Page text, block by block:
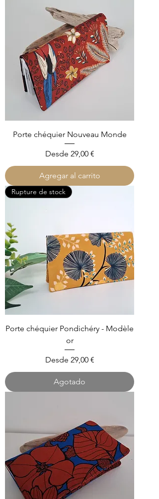
Porte chéquier Nouveau Monde
Desde 29,00 €
Precio de oferta
Agregar al carrito
Rupture de stock
Porte chéquier Pondichéry - Modèle
or
Desde 29,00 €
Precio de oferta
Agotado